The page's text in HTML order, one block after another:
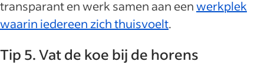
transparant en werk samen aan eenwerkplek
waarin iedereen zich thuisvoelt.
Tip 5. Vat de koe bij de horens